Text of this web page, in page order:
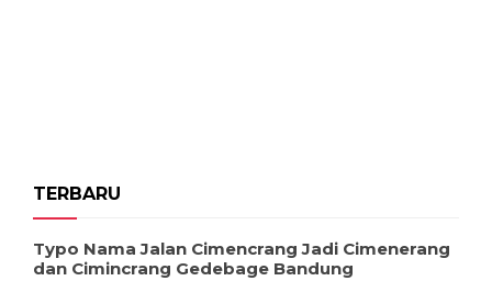
TERBARU
Typo Nama Jalan Cimencrang Jadi Cimenerang
dan Cimincrang Gedebage Bandung